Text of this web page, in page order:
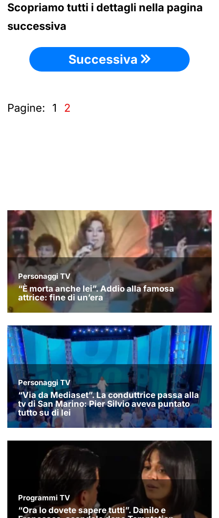
Scopriamo tutti i dettagli nella pagina
successiva
Successiva
Pagine: 1 2